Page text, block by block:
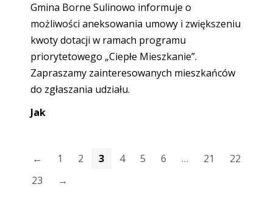
Gmina Borne Sulinowo informuje o
możliwości aneksowania umowy i zwiększeniu
kwoty dotacji w ramach programu
priorytetowego „Ciepłe Mieszkanie”.
Zapraszamy zainteresowanych mieszkańców
do zgłaszania udziału.
Jak
← 1 2 3 4 5 6 … 21
22
23
→